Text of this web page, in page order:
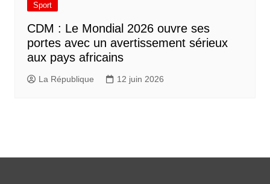
Sport
CDM : Le Mondial 2026 ouvre ses
portes avec un avertissement sérieux
aux pays africains
La République 12 juin 2026